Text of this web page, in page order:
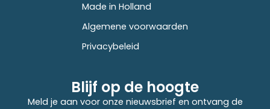
Made in Holland
Algemene voorwaarden
Privacybeleid
Blijf op de hoogte
Meld je aan voor onze nieuwsbrief en ontvang de